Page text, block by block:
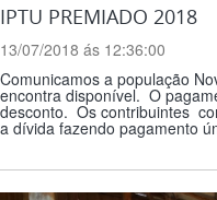
IPTU PREMIADO 2018
13/07/2018 ás 12:36:00
Comunicamos a população
encontra disponível. O
desconto. Os contribuintes
a dívida fazendo pagamento